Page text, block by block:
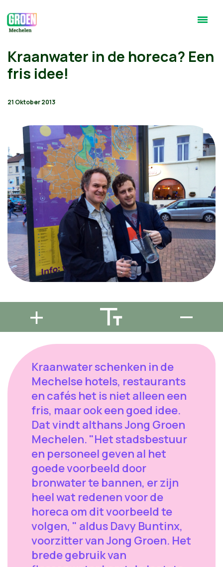
Kraanwater in de horeca? Een
fris idee!
21 Oktober 2013
Kraanwater schenken in de
Mechelse hotels, restaurants
en cafés het is niet alleen een
fris, maar ook een goed idee.
Dat vindt althans Jong Groen
Mechelen. "Het stadsbestuur
en personeel geven al het
goede voorbeeld door
bronwater te bannen, er zijn
heel wat redenen voor de
horeca om dit voorbeeld te
volgen, " aldus Davy Buntinx,
voorzitter van Jong Groen. Het
brede gebruik van